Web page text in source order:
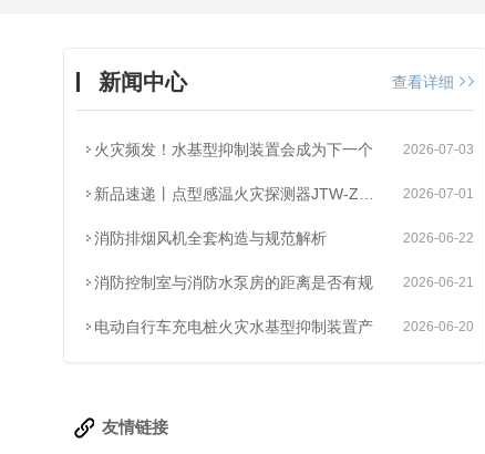
新闻中心 查看详细
火灾频发！水基型抑制装置会成为下一个 2026-07-03
2026-07-01
消防排烟风机全套构造与规范解析 2026-06-22
消防控制室与消防水泵房的距离是否有规 2026-06-21
电动自行车充电桩火灾水基型抑制装置产 2026-06-20
友情链接